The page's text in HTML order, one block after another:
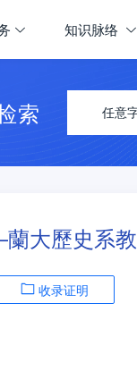
知识脉络
索 任意
大歷史系
收录证明